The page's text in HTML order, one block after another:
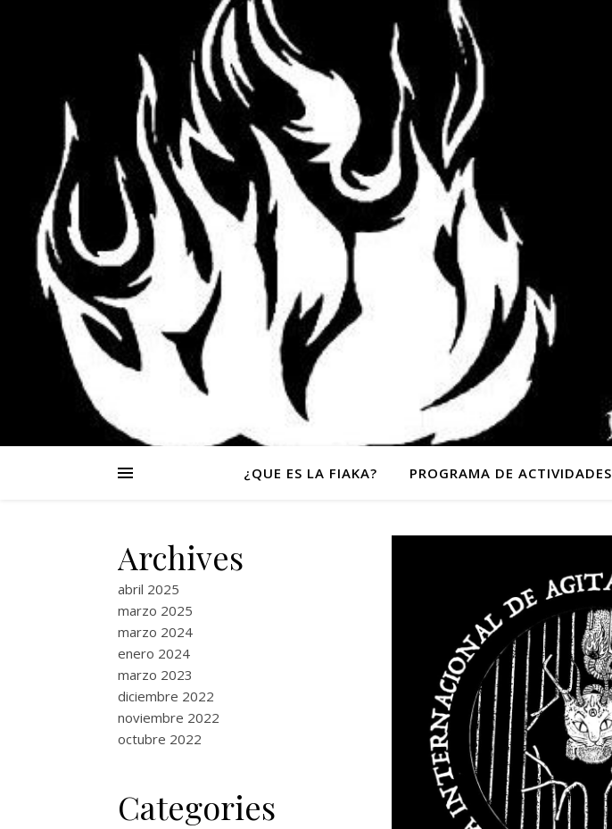
¿QUE ES LA FIAKA? PROGRAMA DE ACTIVIDADES
Archives
abril 2025
marzo 2025
marzo 2024
enero 2024
marzo 2023
diciembre 2022
noviembre 2022
octubre 2022
Categories